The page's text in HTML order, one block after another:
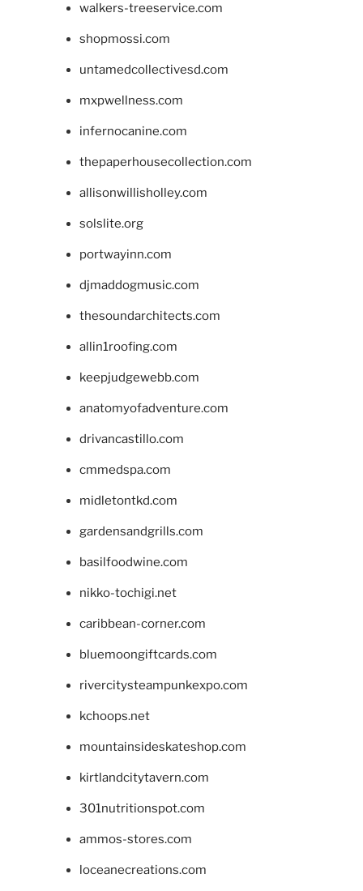
walkers-treeservice.com
shopmossi.com
untamedcollectivesd.com
mxpwellness.com
infernocanine.com
thepaperhousecollection.com
allisonwillisholley.com
solslite.org
portwayinn.com
djmaddogmusic.com
thesoundarchitects.com
allin1roofing.com
keepjudgewebb.com
anatomyofadventure.com
drivancastillo.com
cmmedspa.com
midletontkd.com
gardensandgrills.com
basilfoodwine.com
nikko-tochigi.net
caribbean-corner.com
bluemoongiftcards.com
rivercitysteampunkexpo.com
kchoops.net
mountainsideskateshop.com
kirtlandcitytavern.com
301nutritionspot.com
ammos-stores.com
loceanecreations.com